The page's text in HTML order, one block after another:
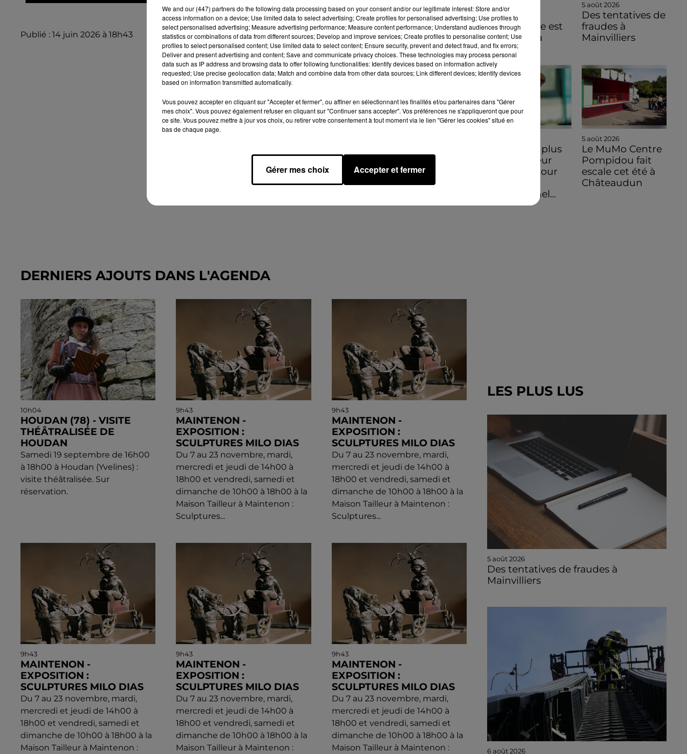
Publié : 14 juin 2026 à 18h43
DERNIERS AJOUTS DANS L'AGENDA
10h04
HOUDAN (78) - VISITE
THÉÂTRALISÉE DE
HOUDAN
Samedi 19 septembre de 16h00
à 18h00 à Houdan (Yvelines) :
visite théâtralisée. Sur
réservation.
9h43
MAINTENON -
EXPOSITION :
SCULPTURES MILO DIAS
Du 7 au 23 novembre, mardi,
mercredi et jeudi de 14h00 à
18h00 et vendredi, samedi et
dimanche de 10h00 à 18h00 à la
Maison Tailleur à Maintenon :
Sculptures...
9h43
MAINTENON -
EXPOSITION :
SCULPTURES MILO DIAS
Du 7 au 23 novembre, mardi,
mercredi et jeudi de 14h00 à
18h00 et vendredi, samedi et
dimanche de 10h00 à 18h00 à la
Maison Tailleur à Maintenon :
Sculptures...
9h43
MAINTENON -
EXPOSITION :
SCULPTURES MILO DIAS
Du 7 au 23 novembre, mardi,
mercredi et jeudi de 14h00 à
18h00 et vendredi, samedi et
dimanche de 10h00 à 18h00 à la
Maison Tailleur à Maintenon :
9h43
MAINTENON -
EXPOSITION :
SCULPTURES MILO DIAS
Du 7 au 23 novembre, mardi,
mercredi et jeudi de 14h00 à
18h00 et vendredi, samedi et
dimanche de 10h00 à 18h00 à la
Maison Tailleur à Maintenon :
9h43
MAINTENON -
EXPOSITION :
SCULPTURES MILO DIAS
Du 7 au 23 novembre, mardi,
mercredi et jeudi de 14h00 à
18h00 et vendredi, samedi et
dimanche de 10h00 à 18h00 à la
Maison Tailleur à Maintenon :
6 août 2026
C’Chartres
Archéologie est
intervenu à
Pompéi
5 août 2026
Des tentatives de
fraudes à
Mainvilliers
Intégrez le plus
grand chœur
d'Europe pour
exceptionnel...
5 août 2026
Le MuMo Centre
Pompidou fait
escale cet été à
Châteaudun
LES PLUS LUS
5 août 2026
Des tentatives de fraudes à
Mainvilliers
6 août 2026
We and our (447) partnersdo the following data processing based on your consent and/or our legitimate interest: Store and/or
access information on a device; Use limited data to select advertising; Create profiles for personalised advertising; Use profiles to
select personalised advertising; Measure advertising performance; Measure content performance; Understand audiences through
statistics or combinations of data from different sources; Develop and improve services; Create profiles to personalise content; Use
profiles to select personalised content; Use limited data to select content; Ensure security, prevent and detect fraud, and fix errors;
Deliver and present advertising and content; Save and communicate privacy choices. These technologies may process personal
data such as IP address and browsing data to offer following functionalities: Identify devices based on information actively
requested; Use precise geolocation data; Match and combine data from other data sources; Link different devices; Identify devices
based on information transmitted automatically.
Vous pouvez accepter en cliquant sur "Accepter et fermer", ou affiner en sélectionnant les finalités et/ou partenaires dans "Gérer
mes choix". Vous pouvez également refuser en cliquant sur "Continuer sans accepter". Vos préférences ne s'appliqueront que pour
ce site. Vous pouvez mettre à jour vos choix, ou retirer votre consentement à tout moment via le lien "Gérer les cookies" situé en
bas de chaque page.
Gérer mes choix Accepter et fermer